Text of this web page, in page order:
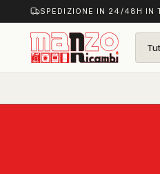
SPEDIZIONE IN 24/48H IN